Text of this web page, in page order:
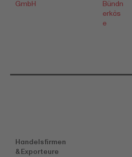
GmbH
Bündn
erkäs
e
Handelsfirmen
& Exporteure